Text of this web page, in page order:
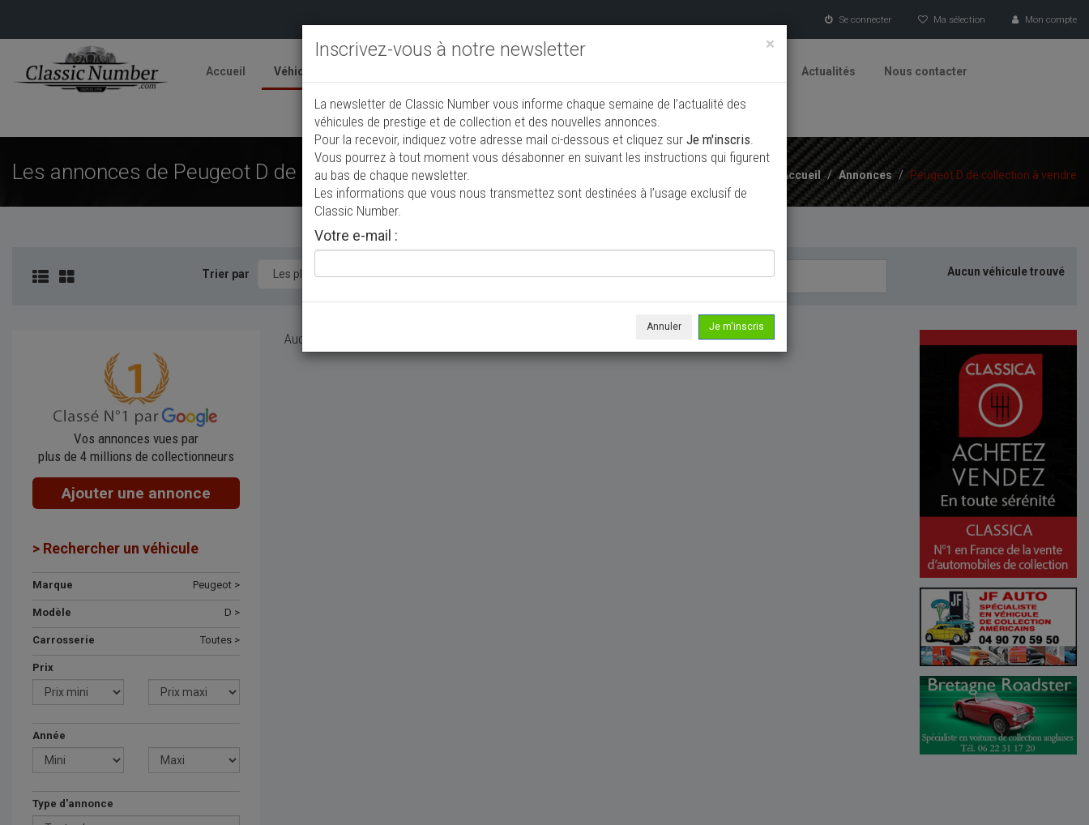
Se connecter Ma sélection Mon compte
Accueil Véhicules Actualités Nous contacter
Ajouter une annonce
Les annonces de Peugeot D de collection à vendre Accueil / Annonces / Peugeot D de collection à vendre
Trier par Aucun véhicule trouvé
Vos annonces vues par
plus de 4 millions de collectionneurs
Ajouter une annonce
> Rechercher un véhicule
Marque Peugeot >
Modèle D >
Carrosserie Toutes >
Prix
Année
Type d'annonce
Aucun véhicule ne correspond à votre recherche, veuillez modifier vos critères de recherche...
×
Inscrivez-vous à notre newsletter
La newsletter de Classic Number vous informe chaque semaine de l’actualité des
véhicules de prestige et de collection et des nouvelles annonces.
Pour la recevoir, indiquez votre adresse mail ci-dessous et cliquez sur Je m'inscris.
Vous pourrez à tout moment vous désabonner en suivant les instructions qui figurent
au bas de chaque newsletter.
Les informations que vous nous transmettez sont destinées à l’usage exclusif de
Classic Number.
Votre e-mail :
Annuler Je m'inscris